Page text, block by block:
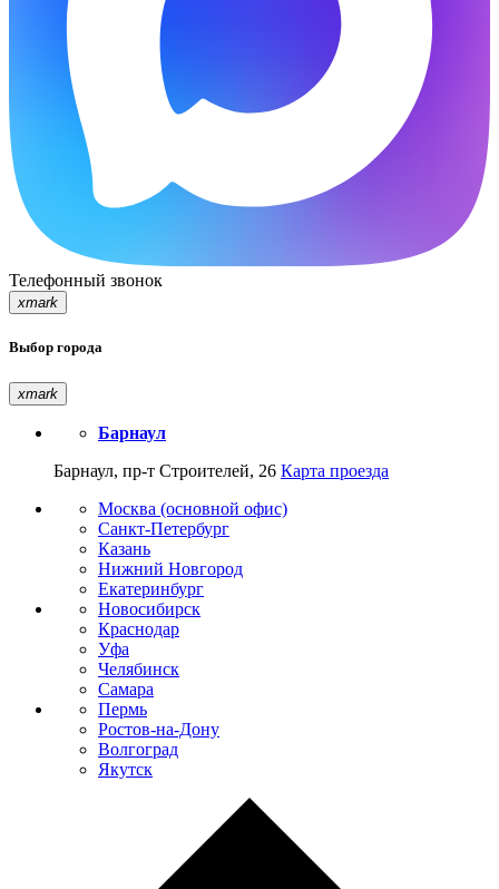
Телефонный звонок
xmark
Выбор города
xmark
Барнаул
Барнаул, пр-т Строителей, 26 Карта проезда
Москва (основной офис)
Санкт-Петербург
Казань
Нижний Новгород
Екатеринбург
Новосибирск
Краснодар
Уфа
Челябинск
Самара
Пермь
Ростов-на-Дону
Волгоград
Якутск